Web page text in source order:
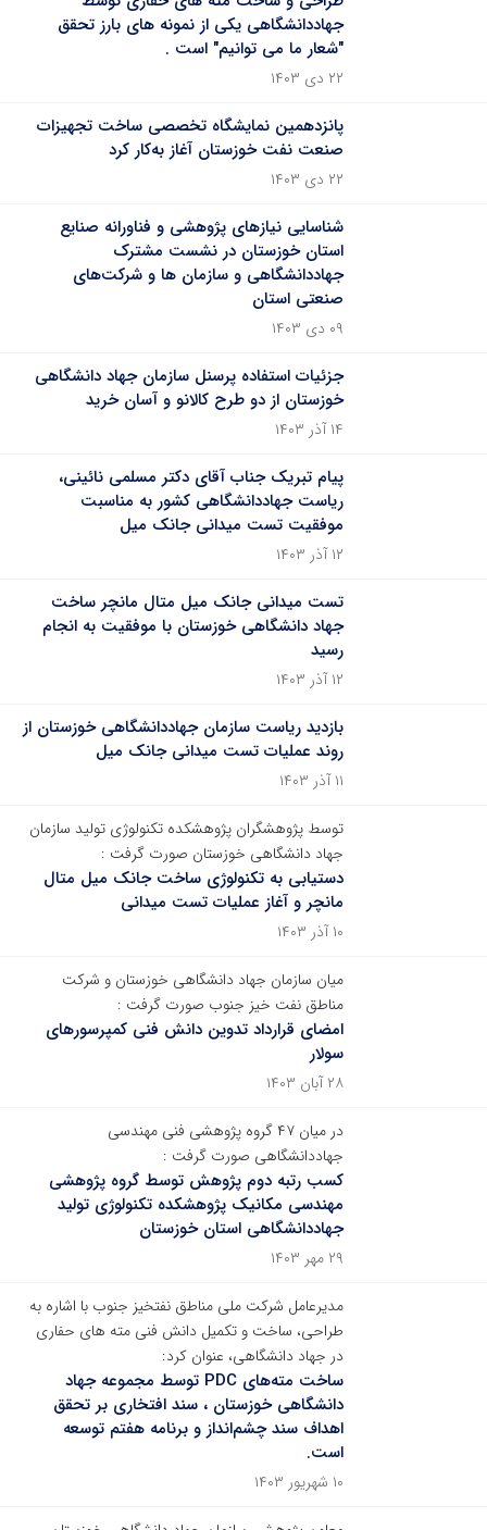
جهاددانشگاهی یکی از نمونه های بارز تحقق
"شعار ما می توانیم" است .
۲۲ دی ۱۴۰۳
پانزدهمین نمایشگاه تخصصی ساخت تجهیزات
صنعت نفت خوزستان آغاز به‌کار کرد
۲۲ دی ۱۴۰۳
شناسایی نیازهای پژوهشی و فناورانه صنایع
استان خوزستان در نشست مشترک
جهاددانشگاهی و سازمان ها و شرکت‌های
صنعتی استان
۰۹ دی ۱۴۰۳
جزئیات استفاده پرسنل سازمان جهاد دانشگاهی
خوزستان از دو طرح کالانو و آسان خرید
۱۴ آذر ۱۴۰۳
پیام تبریک جناب آقای دکتر مسلمی نائینی،
ریاست جهاددانشگاهی کشور به مناسبت
موفقیت تست میدانی جانک میل
۱۲ آذر ۱۴۰۳
تست میدانی جانک میل متال مانچر ساخت
جهاد دانشگاهی خوزستان با موفقیت به انجام
رسید
۱۲ آذر ۱۴۰۳
بازدید ریاست سازمان جهاددانشگاهی خوزستان از
روند عملیات تست میدانی جانک میل
۱۱ آذر ۱۴۰۳
توسط پژوهشگران پژوهشکده تکنولوژی تولید سازمان
جهاد دانشگاهی خوزستان صورت گرفت :
دستیابی به تکنولوژی ساخت جانک میل متال
مانچر و آغاز عملیات تست میدانی
۱۰ آذر ۱۴۰۳
میان سازمان جهاد دانشگاهی خوزستان و شرکت
مناطق نفت خیز جنوب صورت گرفت :
امضای قرارداد تدوین دانش فنی کمپرسورهای
سولار
۲۸ آبان ۱۴۰۳
در میان ۴۷ گروه پژوهشی فنی مهندسی
جهاددانشگاهی صورت گرفت :
کسب رتبه دوم پژوهش توسط گروه پژوهشی
مهندسی مکانیک پژوهشکده تکنولوژی تولید
جهاددانشگاهی استان خوزستان
۲۹ مهر ۱۴۰۳
مدیرعامل شرکت ملی مناطق نفتخیز جنوب با اشاره به
طراحی، ساخت و تکمیل دانش فنی مته های حفاری
در جهاد دانشگاهی، عنوان کرد:
ساخت مته‌های PDC توسط مجموعه جهاد
دانشگاهی خوزستان ، سند افتخاری بر تحقق
اهداف سند چشم‌انداز و برنامه هفتم توسعه
است.
۱۰ شهریور ۱۴۰۳